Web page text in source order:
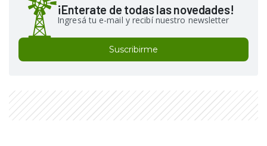
¡Enterate de todas las novedades!
Ingresá tu e-mail y recibí nuestro newsletter
Suscribirme